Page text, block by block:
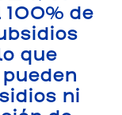
de
que
ni